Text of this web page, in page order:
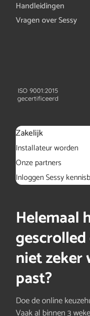
Handleidingen
Vragen over Sessy
ISO 9001:2015
gecertificeerd
Zakelijk
Installateur worden
Onze partners
Inloggen Sessy
Helemaal
niet zeker
past?
Doe de online
Vaak al binnen 3